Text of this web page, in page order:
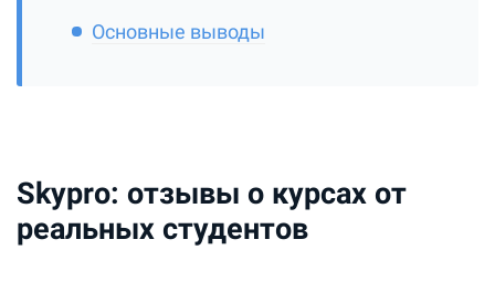
Основные выводы
Skypro: отзывы о курсах от
реальных студентов